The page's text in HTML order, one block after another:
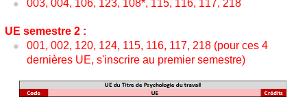
003, 004, 106, 123, 108*, 115, 116, 117, 218
UE semestre 2 :
001, 002, 120, 124, 115, 116, 117, 218 (pour ces 4
dernières UE, s'inscrire au premier semestre)